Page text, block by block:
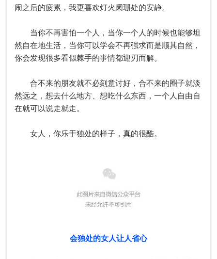
闹之后的疲累，我更喜欢灯火阑珊处的安静。
当你不再害怕一个人，当你一个人的时候也能够坦
然自在地生活，当你可以学会不再强求而是顺其自然，
你会发现很多看似棘手的事情都迎刃而解。
合不来的朋友就不必刻意讨好，合不来的圈子就淡
然远之，想去什么地方、想吃什么东西，一个人自由自
在就可以说走就走。
女人，你乐于独处的样子，真的很酷。
会独处的女人让人省心